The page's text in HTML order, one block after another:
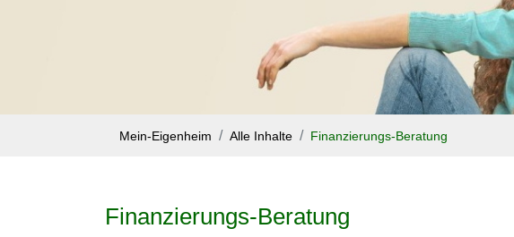
Mein-Eigenheim Alle Inhalte Finanzierungs-Beratung
Finanzierungs-Beratung